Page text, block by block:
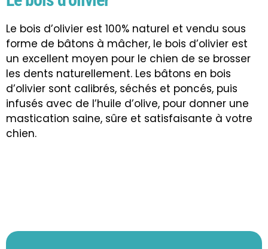
Le bois d’olivier est 100% naturel et vendu sous
forme de bâtons à mâcher, le bois d’olivier est
un excellent moyen pour le chien de se brosser
les dents naturellement. Les bâtons en bois
d’olivier sont calibrés, séchés et poncés, puis
infusés avec de l’huile d’olive, pour donner une
mastication saine, sûre et satisfaisante à votre
chien.